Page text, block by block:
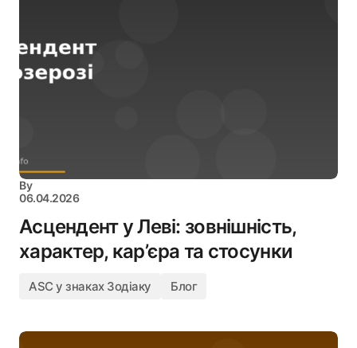
By
06.04.2026
Асцендент у Леві: зовнішність,
характер, кар’єра та стосунки
ASC у знаках Зодіаку Блог